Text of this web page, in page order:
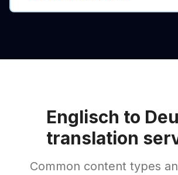
Englisch to
translation
Common content types